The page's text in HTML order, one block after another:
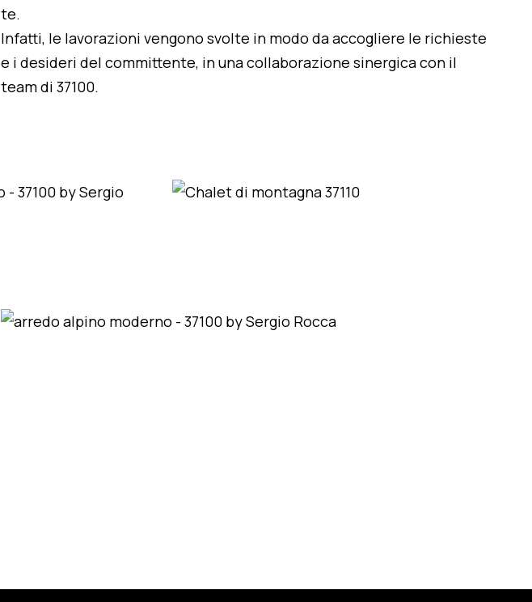
te.
Infatti, le lavorazioni vengono svolte in modo da accogliere le richieste
e i desideri del committente, in una collaborazione sinergica con il
team di 37100.